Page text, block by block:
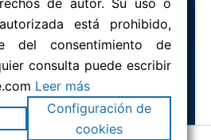
de autor. Su uso o
está prohibido,
del consentimiento de
consulta puede escribir
Leer más
Configuración de
cookies